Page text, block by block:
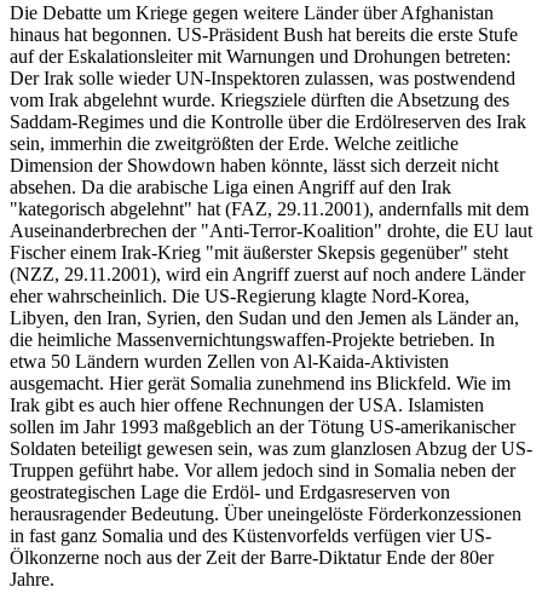
Die Debatte um Kriege gegen weitere Länder über Afghanistan
hinaus hat begonnen. US-Präsident Bush hat bereits die erste Stufe
auf der Eskalationsleiter mit Warnungen und Drohungen betreten:
Der Irak solle wieder UN-Inspektoren zulassen, was postwendend
vom Irak abgelehnt wurde. Kriegsziele dürften die Absetzung des
Saddam-Regimes und die Kontrolle über die Erdölreserven des Irak
sein, immerhin die zweitgrößten der Erde. Welche zeitliche
Dimension der Showdown haben könnte, lässt sich derzeit nicht
absehen. Da die arabische Liga einen Angriff auf den Irak
"kategorisch abgelehnt" hat (FAZ, 29.11.2001), andernfalls mit dem
Auseinanderbrechen der "Anti-Terror-Koalition" drohte, die EU laut
Fischer einem Irak-Krieg "mit äußerster Skepsis gegenüber" steht
(NZZ, 29.11.2001), wird ein Angriff zuerst auf noch andere Länder
eher wahrscheinlich. Die US-Regierung klagte Nord-Korea,
Libyen, den Iran, Syrien, den Sudan und den Jemen als Länder an,
die heimliche Massenvernichtungswaffen-Projekte betrieben. In
etwa 50 Ländern wurden Zellen von Al-Kaida-Aktivisten
ausgemacht. Hier gerät Somalia zunehmend ins Blickfeld. Wie im
Irak gibt es auch hier offene Rechnungen der USA. Islamisten
sollen im Jahr 1993 maßgeblich an der Tötung US-amerikanischer
Soldaten beteiligt gewesen sein, was zum glanzlosen Abzug der US-
Truppen geführt habe. Vor allem jedoch sind in Somalia neben der
geostrategischen Lage die Erdöl- und Erdgasreserven von
herausragender Bedeutung. Über uneingelöste Förderkonzessionen
in fast ganz Somalia und des Küstenvorfelds verfügen vier US-
Ölkonzerne noch aus der Zeit der Barre-Diktatur Ende der 80er
Jahre.